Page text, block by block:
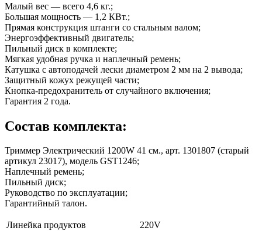
Малый вес — всего 4,6 кг.;
Большая мощность — 1,2 КВт.;
Прямая конструкция штанги со стальным валом;
Энергоэффективный двигатель;
Пильный диск в комплекте;
Мягкая удобная ручка и наплечный ремень;
Катушка с автоподачей лески диаметром 2 мм на 2 вывода;
Защитный кожух режущей части;
Кнопка-предохранитель от случайного включения;
Гарантия 2 года.
Состав комплекта:
Триммер Электрический 1200W 41 см., арт. 1301807 (старый
артикул 23017), модель GST1246;
Наплечный ремень;
Пильный диск;
Руководство по эксплуатации;
Гарантийный талон.
Линейка продуктов
220V